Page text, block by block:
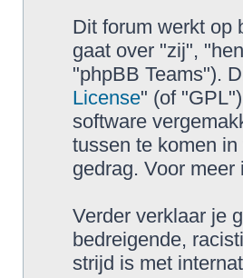
Dit forum werkt op
gaat over "zij",
"phpBB Teams").
License" (of
software
tussen te komen
gedrag. Voor
Verder verklaar je
bedreigende,
strijd is met